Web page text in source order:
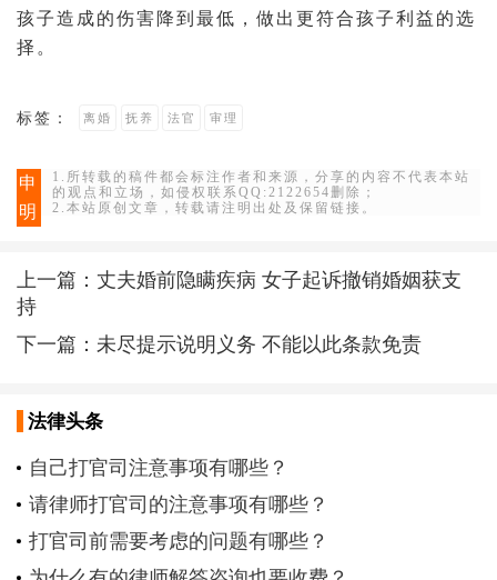
孩子造成的伤害降到最低，做出更符合孩子利益的选
择。
标签： 离婚 抚养 法官 审理
申
明
1.所转载的稿件都会标注作者和来源，分享的内容不代表本站
的观点和立场，如侵权联系QQ:2122654删除；
2.本站原创文章，转载请注明出处及保留链接。
上一篇：丈夫婚前隐瞒疾病 女子起诉撤销婚姻获支
持
下一篇： 未尽提示说明义务 不能以此条款免责
法律头条
自己打官司注意事项有哪些？
请律师打官司的注意事项有哪些？
打官司前需要考虑的问题有哪些？